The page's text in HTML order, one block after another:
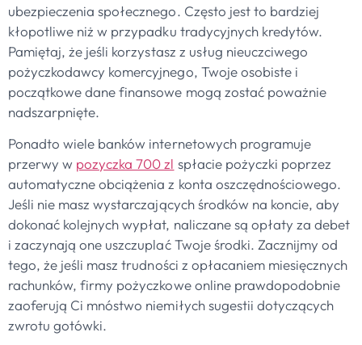
ubezpieczenia społecznego. Często jest to bardziej
kłopotliwe niż w przypadku tradycyjnych kredytów.
Pamiętaj, że jeśli korzystasz z usług nieuczciwego
pożyczkodawcy komercyjnego, Twoje osobiste i
początkowe dane finansowe mogą zostać poważnie
nadszarpnięte.
Ponadto wiele banków internetowych programuje
przerwy w pozyczka 700 zl spłacie pożyczki poprzez
automatyczne obciążenia z konta oszczędnościowego.
Jeśli nie masz wystarczających środków na koncie, aby
dokonać kolejnych wypłat, naliczane są opłaty za debet
i zaczynają one uszczuplać Twoje środki. Zacznijmy od
tego, że jeśli masz trudności z opłacaniem miesięcznych
rachunków, firmy pożyczkowe online prawdopodobnie
zaoferują Ci mnóstwo niemiłych sugestii dotyczących
zwrotu gotówki.